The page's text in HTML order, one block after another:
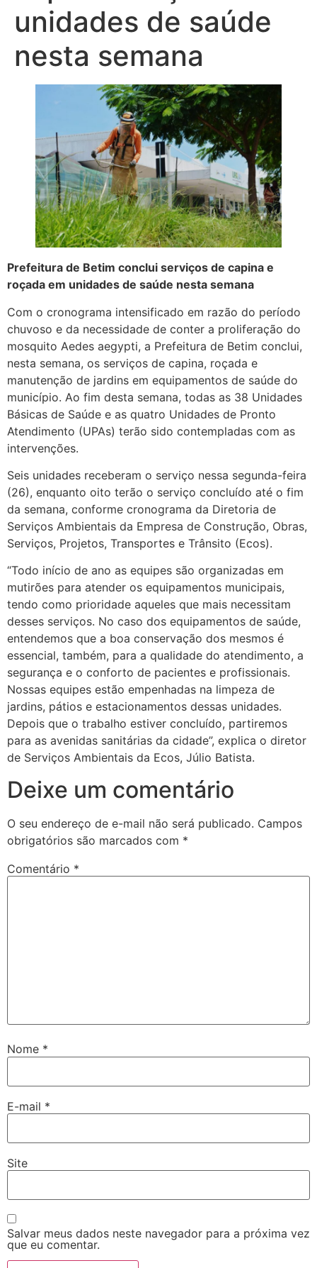
unidades de saúde
nesta semana
Prefeitura de Betim conclui serviços de capina e
roçada em unidades de saúde nesta semana
Com o cronograma intensificado em razão do período
chuvoso e da necessidade de conter a proliferação do
mosquito Aedes aegypti, a Prefeitura de Betim conclui,
nesta semana, os serviços de capina, roçada e
manutenção de jardins em equipamentos de saúde do
município. Ao fim desta semana, todas as 38 Unidades
Básicas de Saúde e as quatro Unidades de Pronto
Atendimento (UPAs) terão sido contempladas com as
intervenções.
Seis unidades receberam o serviço nessa segunda-feira
(26), enquanto oito terão o serviço concluído até o fim
da semana, conforme cronograma da Diretoria de
Serviços Ambientais da Empresa de Construção, Obras,
Serviços, Projetos, Transportes e Trânsito (Ecos).
“Todo início de ano as equipes são organizadas em
mutirões para atender os equipamentos municipais,
tendo como prioridade aqueles que mais necessitam
desses serviços. No caso dos equipamentos de saúde,
entendemos que a boa conservação dos mesmos é
essencial, também, para a qualidade do atendimento, a
segurança e o conforto de pacientes e profissionais.
Nossas equipes estão empenhadas na limpeza de
jardins, pátios e estacionamentos dessas unidades.
Depois que o trabalho estiver concluído, partiremos
para as avenidas sanitárias da cidade”, explica o diretor
de Serviços Ambientais da Ecos, Júlio Batista.
Deixe um comentário
O seu endereço de e-mail não será publicado. Campos
obrigatórios são marcados com *
Comentário *
Nome *
E-mail *
Site
Salvar meus dados neste navegador para a próxima vez
que eu comentar.